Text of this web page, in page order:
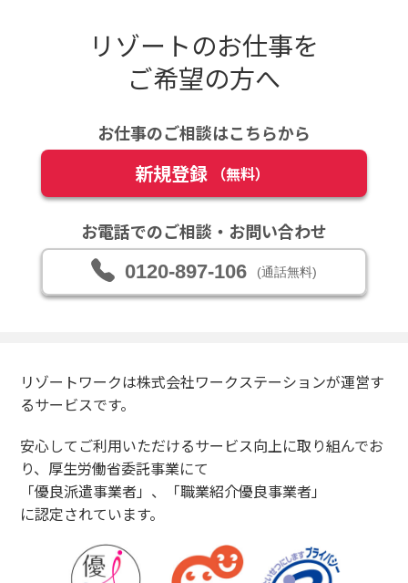
リゾートのお仕事を
ご希望の方へ
お仕事のご相談はこちらから
新規登録 （無料）
お電話でのご相談・お問い合わせ
0120-897-106 (通話無料)
リゾートワークは株式会社ワークステーションが運営す
るサービスです。
安心してご利用いただけるサービス向上に取り組んでお
り、厚生労働省委託事業にて
「優良派遣事業者」、「職業紹介優良事業者」
に認定されています。